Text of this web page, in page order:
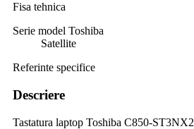
Fisa tehnica
Serie model Toshiba
Satellite
Referinte specifice
Descriere
Tastatura laptop Toshiba C850-ST3NX2